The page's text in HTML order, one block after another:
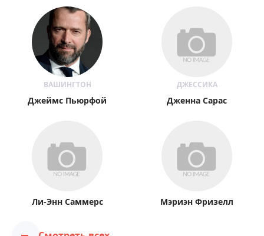
ВАШИНГТОН
Джеймс Пьюрфой
ДЖЕССИКА
Дженна Сарас
Ли-Энн Саммерс Мэриэн Фризелл